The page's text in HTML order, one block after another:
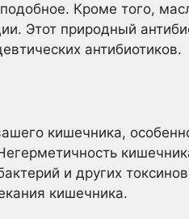
Кроме того,
Этот природный
антибиотиков.
кишечника,
и других
кишечника.